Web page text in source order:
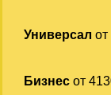
Универсал от
Бизнесот